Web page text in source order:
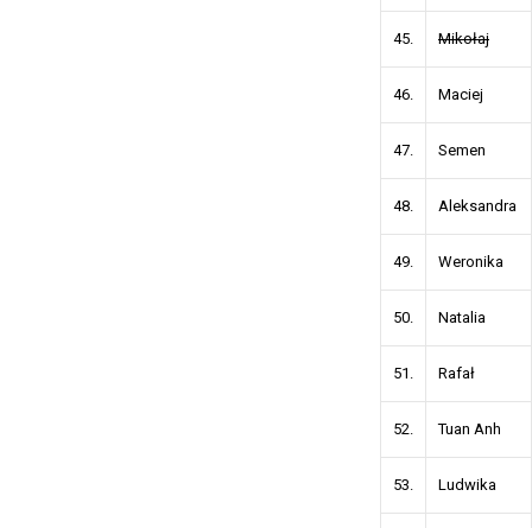
45. Mikołaj
46. Maciej
47. Semen
48. Aleksandra
49. Weronika
50. Natalia
51. Rafał
52. Tuan Anh
53. Ludwika